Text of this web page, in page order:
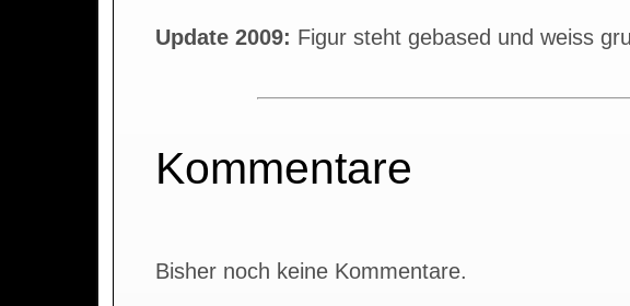
Update 2009: Figur steht gebased und weiss
Kommentare
Bisher noch keine Kommentare.